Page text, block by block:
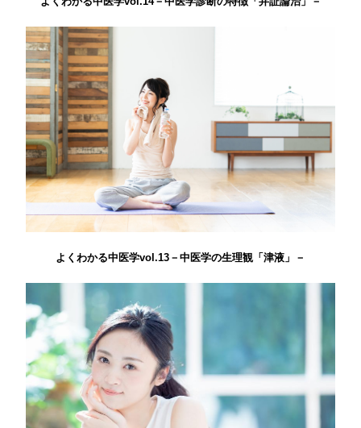
よくわかる中医学vol.13－中医学の生理観「津液」－